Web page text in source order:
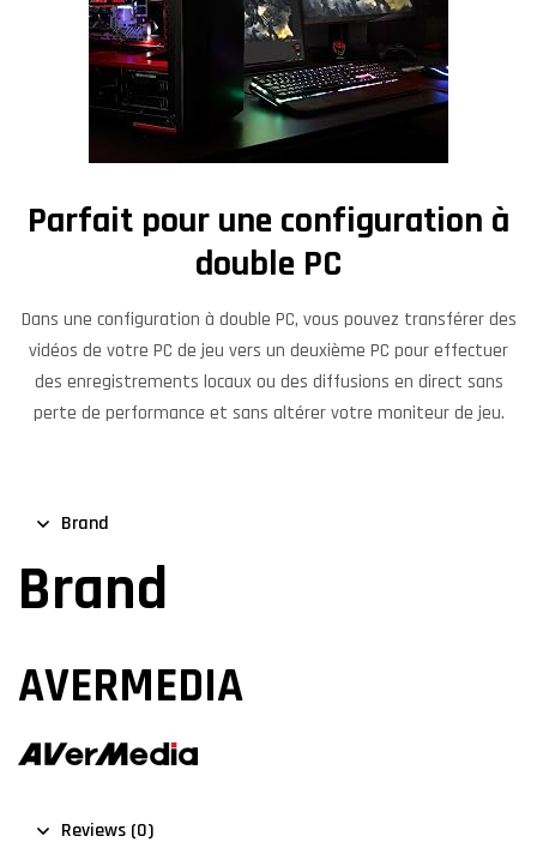
Parfait pour une configuration à
double PC
Dans une configuration à double PC, vous pouvez transférer des
vidéos de votre PC de jeu vers un deuxième PC pour effectuer
des enregistrements locaux ou des diffusions en direct sans
perte de performance et sans altérer votre moniteur de jeu.
Brand
Brand
AVERMEDIA
Reviews (0)